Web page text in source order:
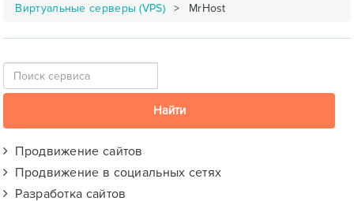
Виртуальные серверы (VPS)
MrHost
Продвижение сайтов
Продвижение в социальных сетях
Разработка сайтов